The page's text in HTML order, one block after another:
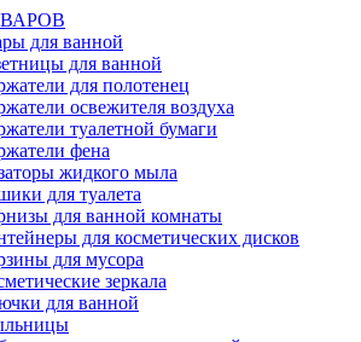
для ванной
для ванной
для полотенец
освежителя воздуха
туалетной бумаги
фена
жидкого мыла
для туалета
для ванной комнаты
для косметических дисков
для мусора
зеркала
для ванной